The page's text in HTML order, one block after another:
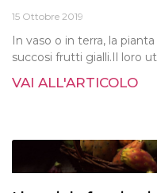
15 Ottobre 2019
In vaso o in terra, la
succosi frutti gialli.Il loro
VAI ALL'ARTICOLO